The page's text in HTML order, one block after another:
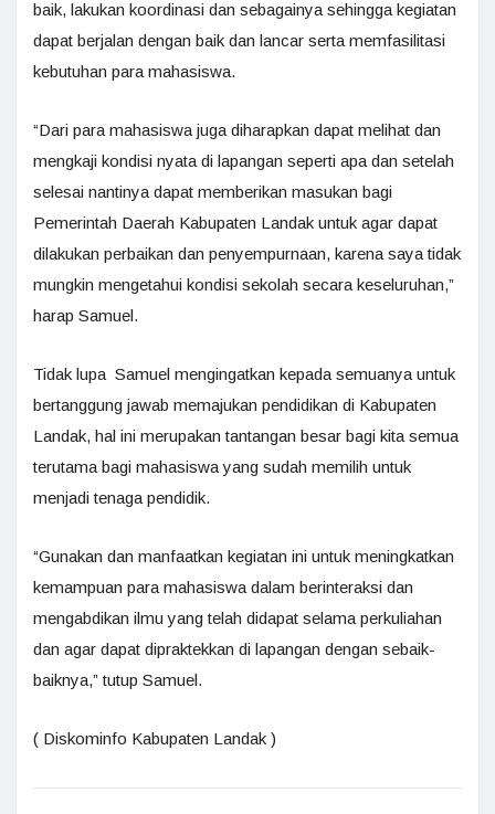
baik, lakukan koordinasi dan sebagainya sehingga kegiatan
dapat berjalan dengan baik dan lancar serta memfasilitasi
kebutuhan para mahasiswa.
“Dari para mahasiswa juga diharapkan dapat melihat dan
mengkaji kondisi nyata di lapangan seperti apa dan setelah
selesai nantinya dapat memberikan masukan bagi
Pemerintah Daerah Kabupaten Landak untuk agar dapat
dilakukan perbaikan dan penyempurnaan, karena saya tidak
mungkin mengetahui kondisi sekolah secara keseluruhan,”
harap Samuel.
Tidak lupa Samuel mengingatkan kepada semuanya untuk
bertanggung jawab memajukan pendidikan di Kabupaten
Landak, hal ini merupakan tantangan besar bagi kita semua
terutama bagi mahasiswa yang sudah memilih untuk
menjadi tenaga pendidik.
“Gunakan dan manfaatkan kegiatan ini untuk meningkatkan
kemampuan para mahasiswa dalam berinteraksi dan
mengabdikan ilmu yang telah didapat selama perkuliahan
dan agar dapat dipraktekkan di lapangan dengan sebaik-
baiknya,” tutup Samuel.
( Diskominfo Kabupaten Landak )